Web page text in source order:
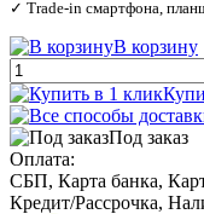
✓ Trade‑in смартфона,
В корзину
Под заказ
Оплата:
СБП, Карта банка,
Кредит/Рассрочка,